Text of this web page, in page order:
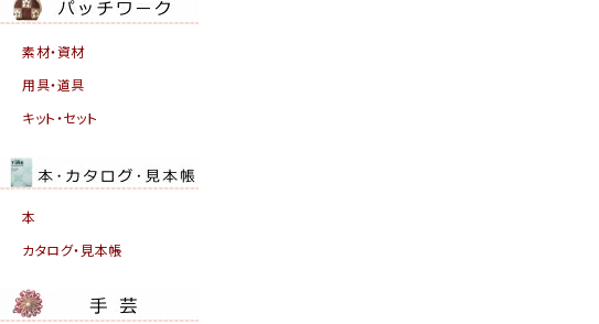
素材・資材
用具・道具
キット・セット
本
カタログ・見本帳